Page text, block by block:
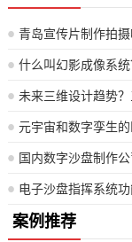
青岛宣传片制作拍
未来三维设计趋势
元宇宙和数字孪生的
国内数字沙盘制作公
案例推荐